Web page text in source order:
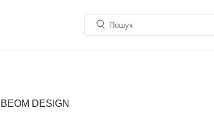
BEOM DESIGN